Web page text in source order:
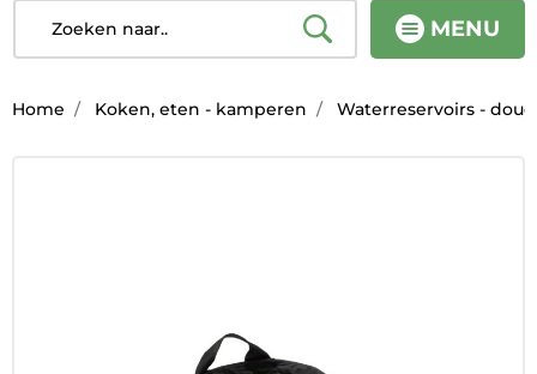
MENU
Home Koken, eten - kamperen Waterreservoirs -